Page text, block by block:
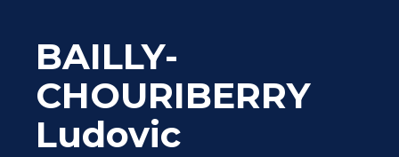
BAILLY-
CHOURIBERRY
Ludovic